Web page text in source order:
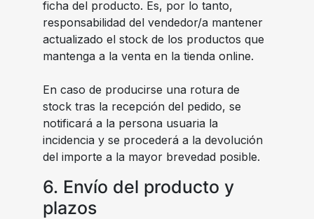
ficha del producto. Es, por lo tanto,
responsabilidad del vendedor/a mantener
actualizado el stock de los productos que
mantenga a la venta en la tienda online.
En caso de producirse una rotura de
stock tras la recepción del pedido, se
notificará a la persona usuaria la
incidencia y se procederá a la devolución
del importe a la mayor brevedad posible.
6. Envío del producto y
plazos